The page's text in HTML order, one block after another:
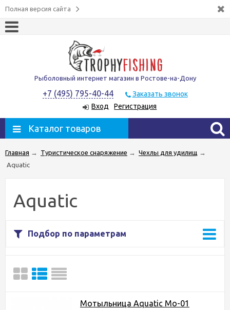
Полная версия сайта
Рыболовный интернет магазин в Ростове-на-Дону
+7 (495) 795-40-44
Заказать звонок
Вход
Регистрация
Каталог товаров
Главная → Туристическое снаряжение → Чехлы для удилищ
→
Aquatic
Aquatic
Подбор по параметрам
Мотыльница Aquatic Мо-01